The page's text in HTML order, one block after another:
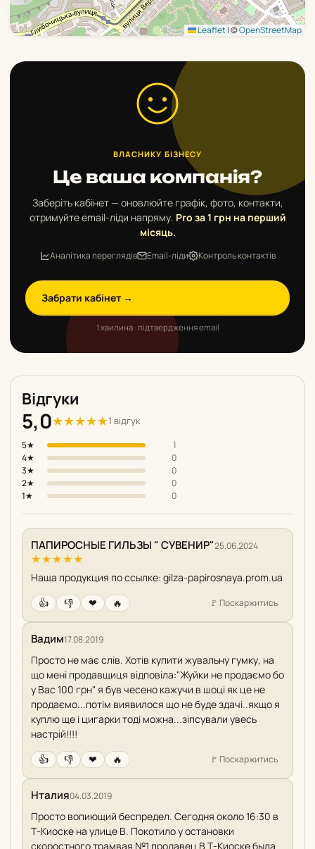
Leaflet|©OpenStreetMap
ВЛАСНИКУ БІЗНЕСУ
Це ваша компанія?
Заберіть кабінет — оновлюйте графік, фото, контакти,
отримуйте email-ліди напряму. Pro за 1 грн на перший
місяць.
Аналітика переглядів Email-ліди Контроль контактів
Забрати кабінет →
1 хвилина · підтвердження email
Відгуки
5,0★★★★★1 відгук
5★
1
4★
0
3★
0
2★
0
1★
0
ПАПИРОСНЫЕ ГИЛЬЗЫ " СУВЕНИР"25.06.2024
★★★★★
Наша продукция по ссылке: gilza-papirosnaya.prom.ua
👍
👎 ❤ 🔥 🚩 Поскаржитись
Вадим17.08.2019
Просто не має слів. Хотів купити жувальну гумку, на
що мені продавщиця відповіла:"Жуйки не продаємо бо
у Вас 100 грн" я був чесено кажучи в шоці як це не
продаємо...потім виявилося що не буде здачі..якщо я
куплю ще і цигарки тоді можна...зіпсували увесь
настрій!!!!
👍
👎 ❤ 🔥 🚩 Поскаржитись
Нталия04.03.2019
Просто вопиющий беспредел. Сегодня около 16:30 в
Т-Киоске на улице В. Покотило у остановки
скоростного трамвая №1 продавец В Т-Киоске была